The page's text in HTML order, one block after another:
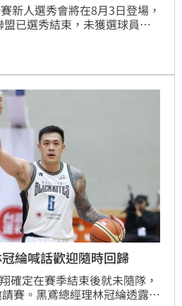
新人選秀會將在8月3日登場，
已選秀結束，未獲選球員皆
或許需要進一步討論。
綸喊話歡迎隨時回歸
確定在賽季結束後就未隨隊，
賽。黑鳶總經理林冠綸透露，